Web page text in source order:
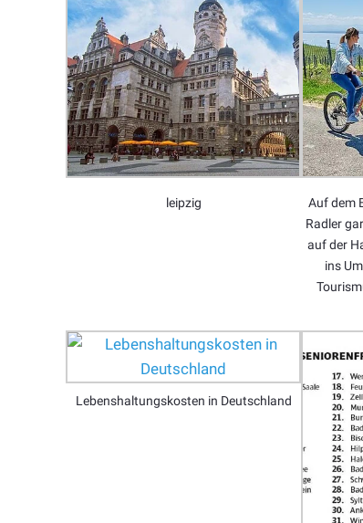
leipzig
Auf dem
Radler
auf der
ins
Lebenshaltungskosten in Deutschland